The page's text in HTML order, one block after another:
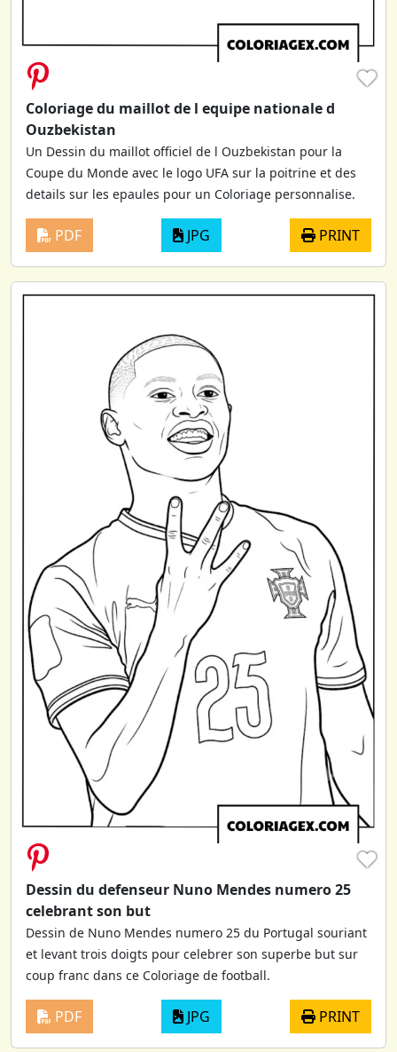
♥
Coloriage du maillot de l equipe nationale d
Ouzbekistan
Un Dessin du maillot officiel de l Ouzbekistan pour la
Coupe du Monde avec le logo UFA sur la poitrine et des
details sur les epaules pour un Coloriage personnalise.
PDF JPG PRINT
♥
Dessin du defenseur Nuno Mendes numero 25
celebrant son but
Dessin de Nuno Mendes numero 25 du Portugal souriant
et levant trois doigts pour celebrer son superbe but sur
coup franc dans ce Coloriage de football.
PDF JPG PRINT